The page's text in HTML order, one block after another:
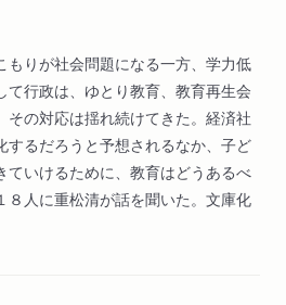
もりが社会問題になる一方、学力低
て行政は、ゆとり教育、教育再生会
その対応は揺れ続けてきた。経済社
するだろうと予想されるなか、子ど
ていけるために、教育はどうあるべ
８人に重松清が話を聞いた。文庫化